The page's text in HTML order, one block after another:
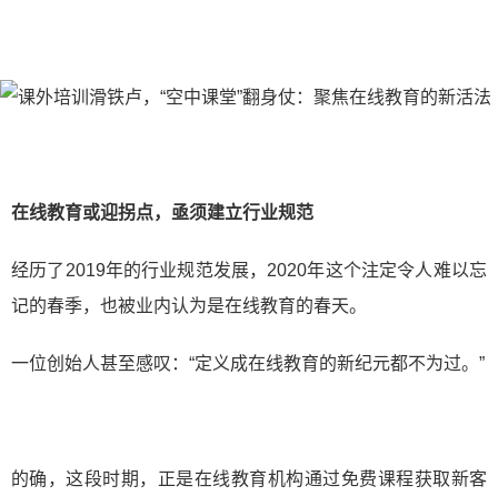
在线教育或迎拐点，亟须建立行业规范
经历了2019年的行业规范发展，2020年这个注定令人难以忘
记的春季，也被业内认为是在线教育的春天。
一位创始人甚至感叹：“定义成在线教育的新纪元都不为过。”
的确，这段时期，正是在线教育机构通过免费课程获取新客